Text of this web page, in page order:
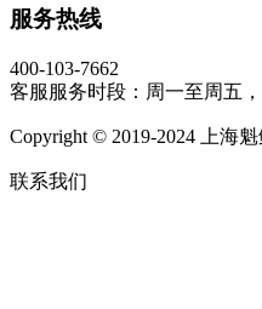
服务热线
400-103-7662
客服服务时段：周一至周五
Copyright © 2019-2024 上海
联系我们